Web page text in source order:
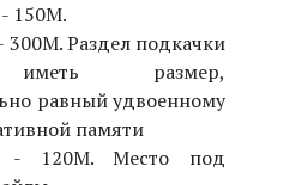
150M.
300M. Раздел подкачки
размер,
равный удвоенному
памяти
- 120M. Место под